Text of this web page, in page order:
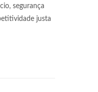
segurança
justa